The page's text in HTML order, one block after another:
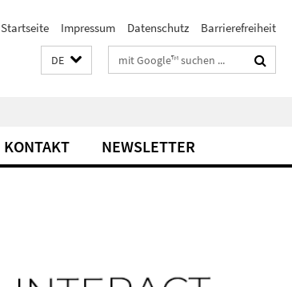
Startseite Impressum Datenschutz Barrierefreiheit
DE Suchbegriffe
KONTAKT NEWSLETTER